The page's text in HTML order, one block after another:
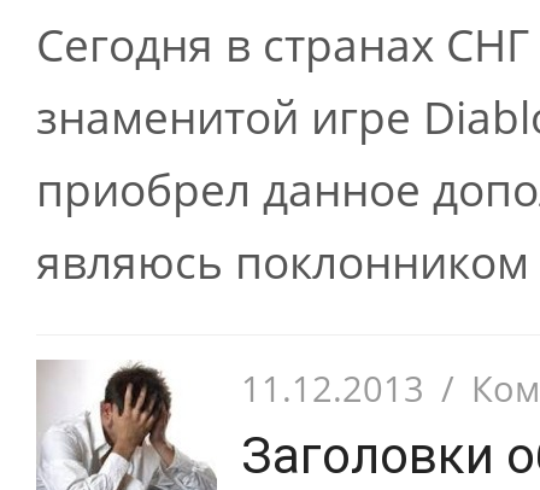
Сегодня в странах
знаменитой игре
приобрел данное
являюсь
11.12.2013 /
Заголовки